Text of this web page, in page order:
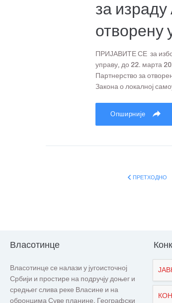
за
отворену
ПРИЈАВИТЕ СЕ за
управу, до 22. марта
Партнерство за
Закона о локалној
Опширније
ПРЕТХОДНО
Власотинце
Власотинце се налази у југоисточној
Србији и простире на подручју доњег и
средњег слива реке Власине и на
обронцима Суве планине. Географски